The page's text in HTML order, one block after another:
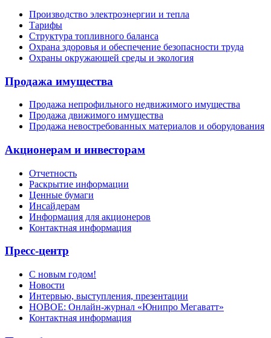
Производство электроэнергии и тепла
Тарифы
Структура топливного баланса
Охрана здоровья и обеспечение безопасности труда
Охраны окружающей среды и экология
Продажа имущества
Продажа непрофильного недвижимого имущества
Продажа движимого имущества
Продажа невостребованных материалов и оборудования
Акционерам и инвесторам
Отчетность
Раскрытие информации
Ценные бумаги
Инсайдерам
Информация для акционеров
Контактная информация
Пресс-центр
С новым годом!
Новости
Интервью, выступления, презентации
НОВОЕ: Онлайн-журнал «Юнипро Мегаватт»
Контактная информация